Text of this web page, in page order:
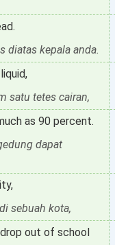
diatas kepala anda.
satu tetes cairan,
as 90 percent.
dapat
sebuah kota,
out of school